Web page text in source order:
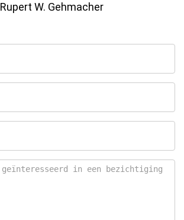
Rupert W. Gehmacher